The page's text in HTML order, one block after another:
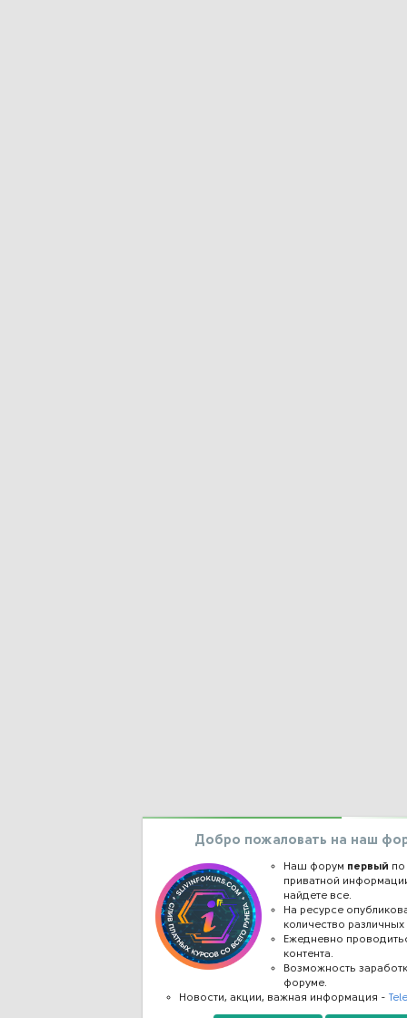
Добро пожаловать на наш
Наш форум первый
приватной
найдете все.
На ресурсе
количество различных
Ежедневно
контента.
Возможность
форуме.
Новости, акции, важная информация -